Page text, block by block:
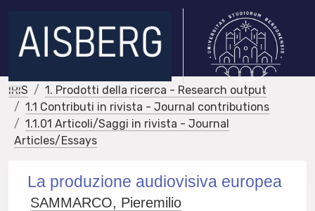
IRIS
1. Prodotti della ricerca - Research output
1.1 Contributi in rivista - Journal contributions
1.1.01 Articoli/Saggi in rivista - Journal
Articles/Essays
La produzione audiovisiva europea
SAMMARCO, Pieremilio